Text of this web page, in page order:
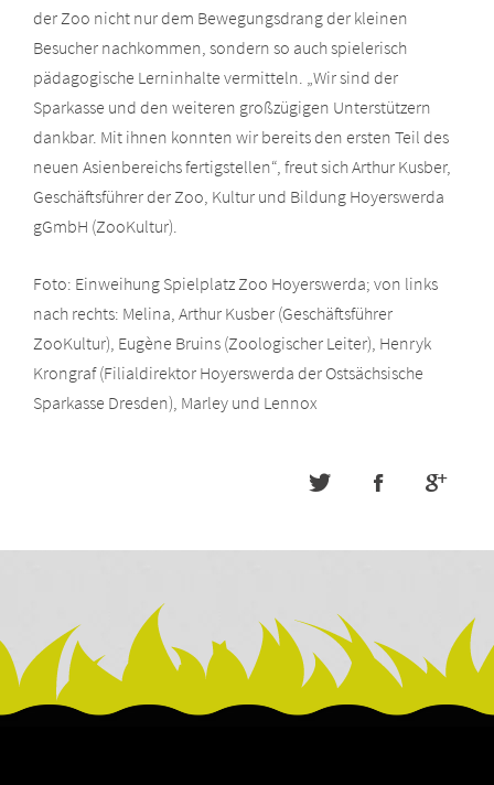
der Zoo nicht nur dem Bewegungsdrang der kleinen
Besucher nachkommen, sondern so auch spielerisch
pädagogische Lerninhalte vermitteln. „Wir sind der
Sparkasse und den weiteren großzügigen Unterstützern
dankbar. Mit ihnen konnten wir bereits den ersten Teil des
neuen Asienbereichs fertigstellen“, freut sich Arthur Kusber,
Geschäftsführer der Zoo, Kultur und Bildung Hoyerswerda
gGmbH (ZooKultur).
Foto: Einweihung Spielplatz Zoo Hoyerswerda; von links
nach rechts: Melina, Arthur Kusber (Geschäftsführer
ZooKultur), Eugène Bruins (Zoologischer Leiter), Henryk
Krongraf (Filialdirektor Hoyerswerda der Ostsächsische
Sparkasse Dresden), Marley und Lennox